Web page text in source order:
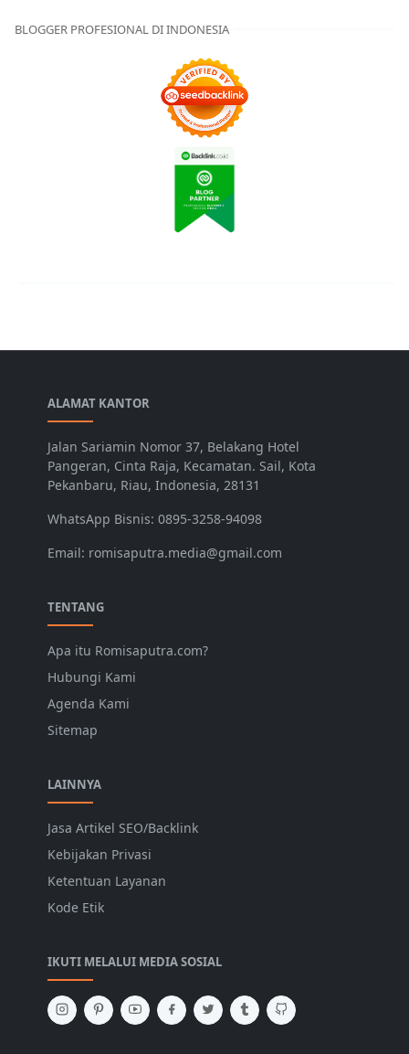
BLOGGER PROFESIONAL DI INDONESIA
ALAMAT KANTOR
Jalan Sariamin Nomor 37, Belakang Hotel
Pangeran, Cinta Raja, Kecamatan. Sail, Kota
Pekanbaru, Riau, Indonesia, 28131
WhatsApp Bisnis: 0895-3258-94098
Email: romisaputra.media@gmail.com
TENTANG
Apa itu Romisaputra.com?
Hubungi Kami
Agenda Kami
Sitemap
LAINNYA
Jasa Artikel SEO/Backlink
Kebijakan Privasi
Ketentuan Layanan
Kode Etik
IKUTI MELALUI MEDIA SOSIAL